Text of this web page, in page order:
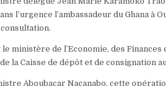
l’urgence l’ambassadeur du Ghana à
ministère de l’Economie, des
la Caisse de dépôt et de consignation
Aboubacar Nacanabo, cette